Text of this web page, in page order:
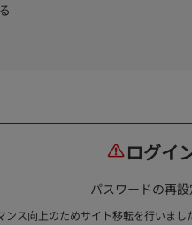
ログイ
パスワードの再
ス向上のためサイト移転を行いま